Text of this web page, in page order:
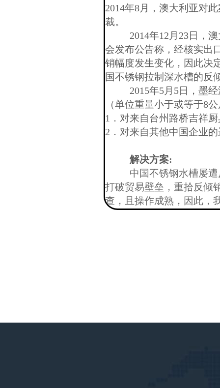
2014年8月，澳大利亚对
裁。
2014年12月23日，
会发布公告称，经核实出
销幅度发生变化，因此决
国不锈钢拉制深水槽的反
2015年5月5日，墨
（单位重量小于或等于8
1．对来自台州路桥吉祥
2．对来自其他中国企业
解决方案:
中国不锈钢水槽屡
打破贸易壁垒，重拾反倾
查，且操作成熟， 因此，